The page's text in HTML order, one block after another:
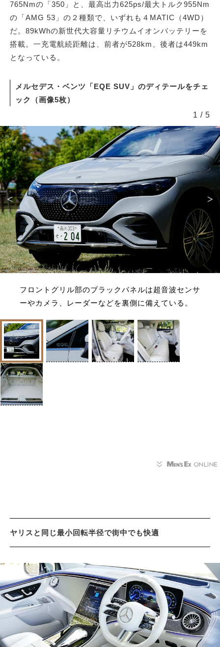
765Nmの「350」と、最高出力625ps/最大トルク955Nm
の「AMG 53」の２種類で、いずれも４MATIC（4WD）
だ。89kWhの新世代大容量リチウムイオンバッテリーを
搭載。一充電航続距離は、前者が528km、後者は449km
となっている。
メルセデス・ベンツ「EQE SUV」のディテールをチェ
ック（画像5枚）
フロントグリル部のブラックパネルは超音波センサ
ーやカメラ、レーダーなどを裏側に備えている。
1 / 5
ヤリスと同じ最小回転半径で街中でも快適